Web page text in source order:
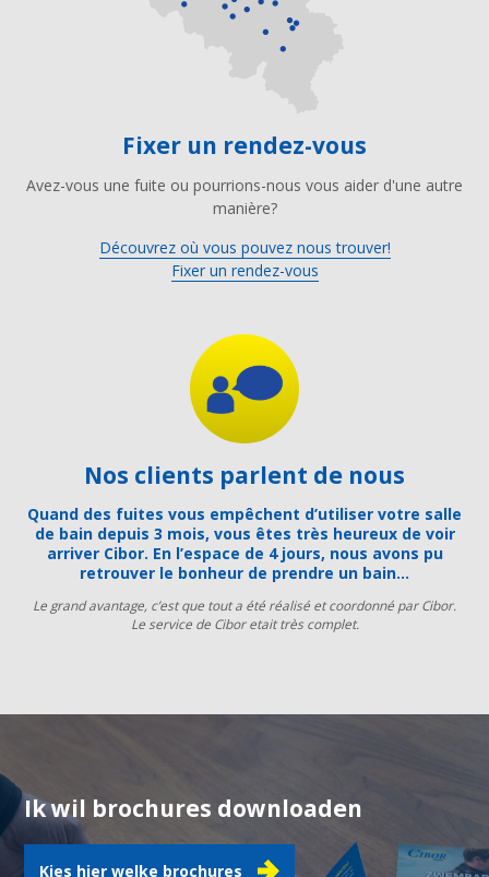
Fixer un rendez-vous
Avez-vous une fuite ou pourrions-nous vous aider d'une autre
manière?
Découvrez où vous pouvez nous trouver!
Fixer un rendez-vous
Nos clients parlent de nous
Quand des fuites vous empêchent d’utiliser votre salle
de bain depuis 3 mois, vous êtes très heureux de voir
arriver Cibor. En l’espace de 4 jours, nous avons pu
retrouver le bonheur de prendre un bain…
Le grand avantage, c’est que tout a été réalisé et coordonné par Cibor.
Le service de Cibor etait très complet.
Ik wil brochures downloaden
Kies hier welke brochures